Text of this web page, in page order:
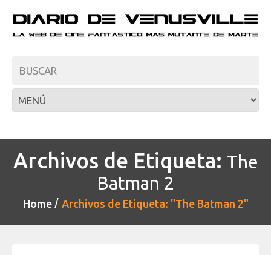
Archivos de Etiqueta: The
Batman 2
Home Archivos de Etiqueta: "The Batman 2"